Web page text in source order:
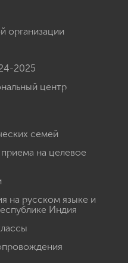
организации
2025
центр
семей
на целевое
на русском языке и
Индия